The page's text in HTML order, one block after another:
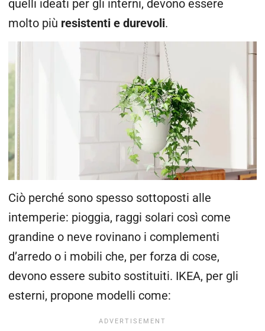
quelli ideati per gli interni, devono essere
molto più resistenti e durevoli.
Ciò perché sono spesso sottoposti alle
intemperie: pioggia, raggi solari così come
grandine o neve rovinano i complementi
d’arredo o i mobili che, per forza di cose,
devono essere subito sostituiti. IKEA, per gli
esterni, propone modelli come: